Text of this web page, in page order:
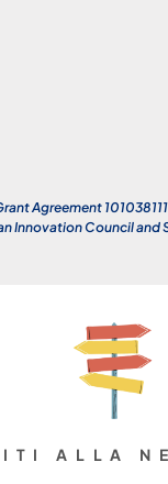
Agreement
Innovation Council and
ALLA